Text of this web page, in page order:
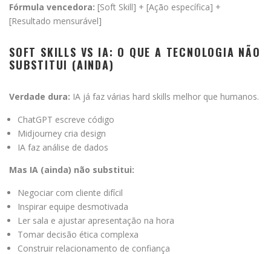
Fórmula vencedora: [Soft Skill] + [Ação específica] +
[Resultado mensurável]
SOFT SKILLS VS IA: O QUE A TECNOLOGIA NÃO
SUBSTITUI (AINDA)
Verdade dura: IA já faz várias hard skills melhor que humanos.
ChatGPT escreve código
Midjourney cria design
IA faz análise de dados
Mas IA (ainda) não substitui:
Negociar com cliente difícil
Inspirar equipe desmotivada
Ler sala e ajustar apresentação na hora
Tomar decisão ética complexa
Construir relacionamento de confiança